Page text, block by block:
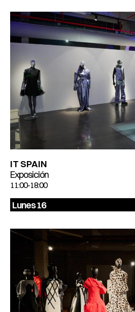
IT SPAIN
Exposición
11:00-18:00
Lunes 16